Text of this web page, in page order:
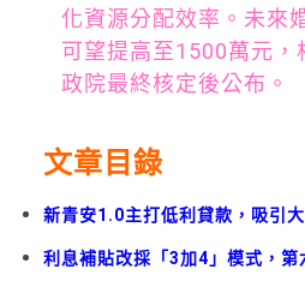
化資源分配效率。未來
可望提高至1500萬元，
政院最終核定後公布。
文章目錄
新青安1.0主打低利貸款，吸引
利息補貼改採「3加4」模式，第